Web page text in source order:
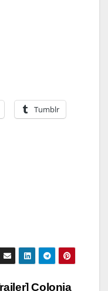
Tumblr
Colonia